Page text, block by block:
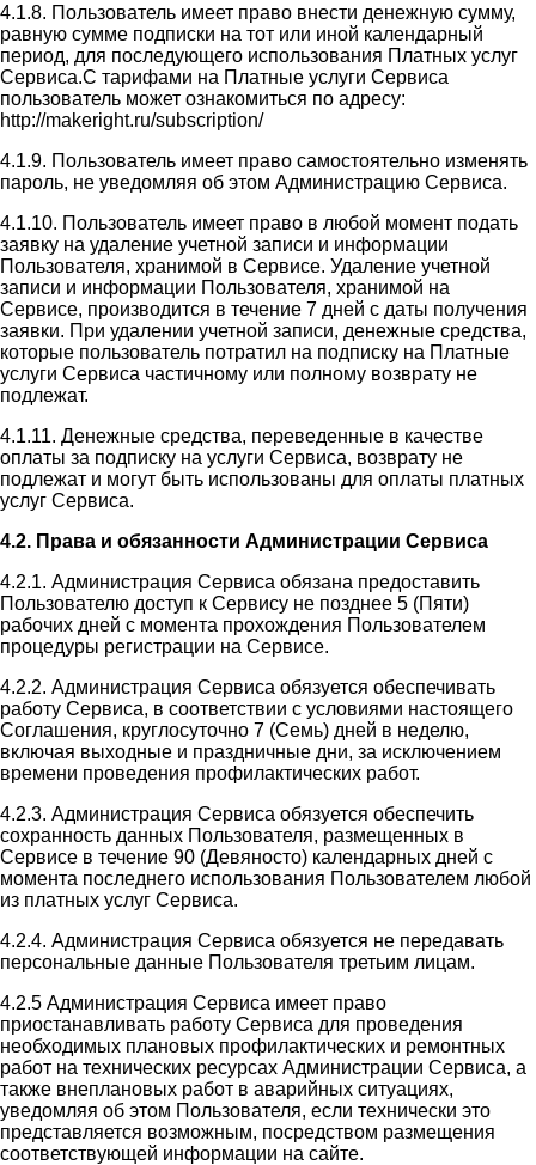
4.1.8. Пользователь имеет право внести денежную сумму,
равную сумме подписки на тот или иной календарный
период, для последующего использования Платных услуг
Сервиса.С тарифами на Платные услуги Сервиса
пользователь может ознакомиться по адресу:
http://makeright.ru/subscription/
4.1.9. Пользователь имеет право самостоятельно изменять
пароль, не уведомляя об этом Администрацию Сервиса.
4.1.10. Пользователь имеет право в любой момент подать
заявку на удаление учетной записи и информации
Пользователя, хранимой в Сервисе. Удаление учетной
записи и информации Пользователя, хранимой на
Сервисе, производится в течение 7 дней с даты получения
заявки. При удалении учетной записи, денежные средства,
которые пользователь потратил на подписку на Платные
услуги Сервиса частичному или полному возврату не
подлежат.
4.1.11. Денежные средства, переведенные в качестве
оплаты за подписку на услуги Сервиса, возврату не
подлежат и могут быть использованы для оплаты платных
услуг Сервиса.
4.2. Права и обязанности Администрации Сервиса
4.2.1. Администрация Сервиса обязана предоставить
Пользователю доступ к Сервису не позднее 5 (Пяти)
рабочих дней с момента прохождения Пользователем
процедуры регистрации на Сервисе.
4.2.2. Администрация Сервиса обязуется обеспечивать
работу Сервиса, в соответствии с условиями настоящего
Соглашения, круглосуточно 7 (Семь) дней в неделю,
включая выходные и праздничные дни, за исключением
времени проведения профилактических работ.
4.2.3. Администрация Сервиса обязуется обеспечить
сохранность данных Пользователя, размещенных в
Сервисе в течение 90 (Девяносто) календарных дней с
момента последнего использования Пользователем любой
из платных услуг Сервиса.
4.2.4. Администрация Сервиса обязуется не передавать
персональные данные Пользователя третьим лицам.
4.2.5 Администрация Сервиса имеет право
приостанавливать работу Сервиса для проведения
необходимых плановых профилактических и ремонтных
работ на технических ресурсах Администрации Сервиса, а
также внеплановых работ в аварийных ситуациях,
уведомляя об этом Пользователя, если технически это
представляется возможным, посредством размещения
соответствующей информации на сайте.